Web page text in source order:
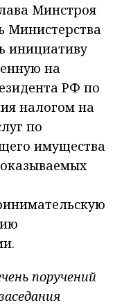
Минстроя
Министерства
инициативу
на
РФ по
налогом на
по
имущества
поручений